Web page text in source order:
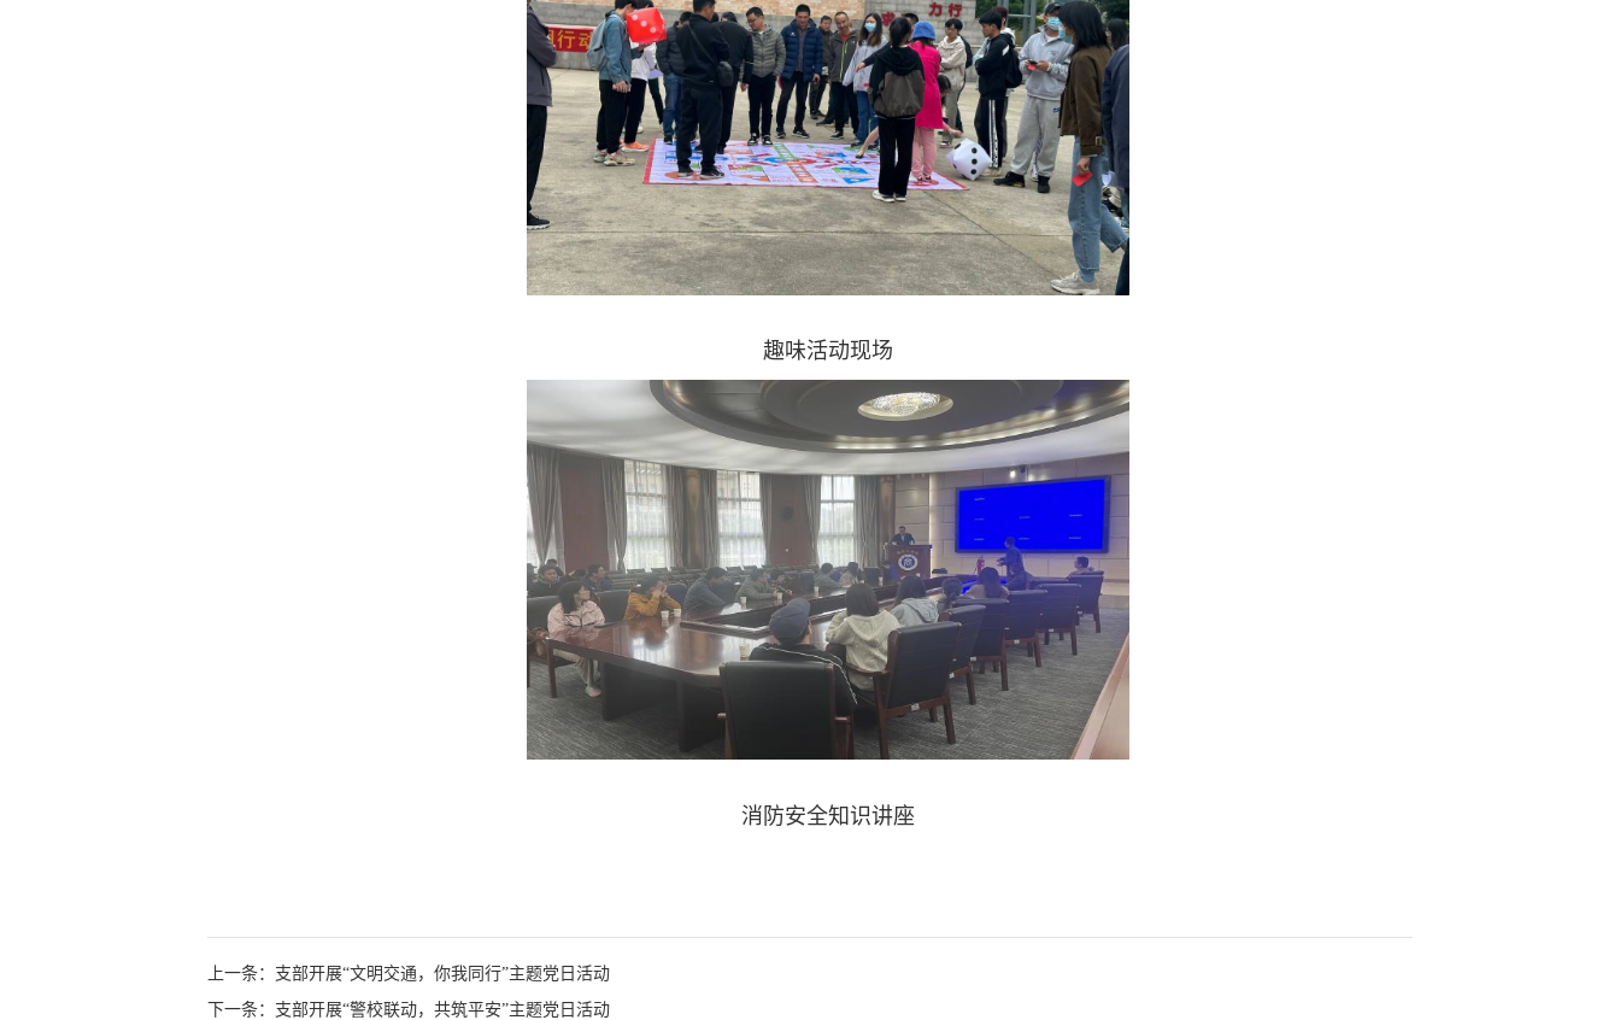
趣味活动现场
消防安全知识讲座
上一条：支部开展“文明交通，你我同行”主题党日活动
下一条：支部开展“警校联动，共筑平安”主题党日活动